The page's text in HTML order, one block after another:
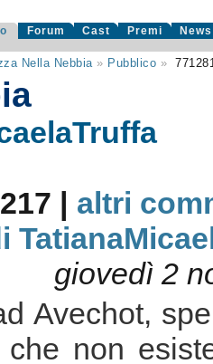
Forum Cast Premi News
Nella Nebbia» Pubblico »
| altri
giovedì 2
Avechot,
che non